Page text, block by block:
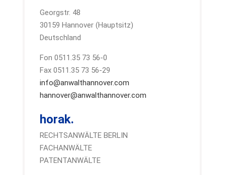
Georgstr. 48
30159 Hannover (Hauptsitz)
Deutschland
Fon 0511.35 73 56-0
Fax 0511.35 73 56-29
info@anwalthannover.com
hannover@anwalthannover.com
horak.
RECHTSANWÄLTE BERLIN
FACHANWÄLTE
PATENTANWÄLTE